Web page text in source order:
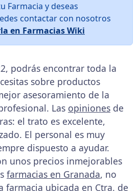
Farmacia y deseas
contactar con nosotros
en Farmacias Wiki
podrás encontrar toda la
sobre productos
asesoramiento de la
Las opiniones de
el trato es excelente,
El personal es muy
dispuesto a ayudar.
unos precios inmejorables
farmacias en Granada, no
farmacia ubicada en Ctra. de